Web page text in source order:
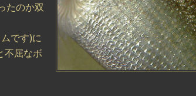
たのか双
です)に
不屈なボ